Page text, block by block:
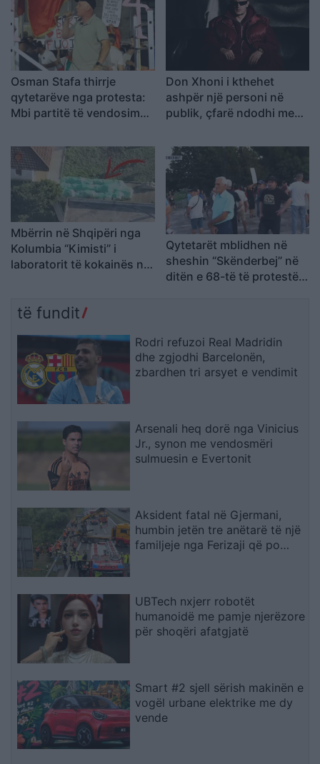
Osman Stafa thirrje
qytetarëve nga protesta:
Mbi partitë të vendosim
koha e brezit të ri
Don Xhoni i kthehet
ashpër një personi në
publik, çfarë ndodhi me
Mbërrin në Shqipëri nga
Kolumbia “Kimisti” i
laboratorit të kokainës në
Qytetarët mblidhen në
sheshin “Skënderbej” në
ditën e 68-të të protestës
të fundit
Rodri refuzoi Real Madridin
dhe zgjodhi Barcelonën,
zbardhen tri arsyet e vendimit
Arsenali heq dorë nga Vinicius
Jr., synon me vendosmëri
sulmuesin e Evertonit
Aksident fatal në Gjermani,
humbin jetën tre anëtarë të një
familjeje nga Ferizaji që po
UBTech nxjerr robotët
humanoidë me pamje njerëzore
për shoqëri afatgjatë
Smart #2 sjell sërish makinën e
vogël urbane elektrike me dy
vende